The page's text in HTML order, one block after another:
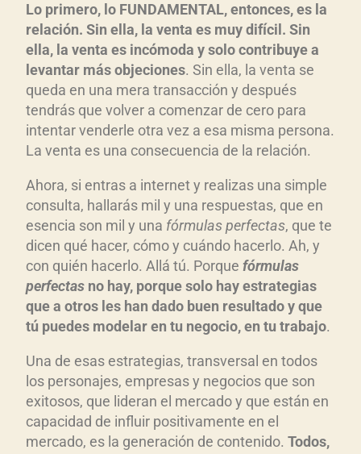
Lo primero, lo FUNDAMENTAL, entonces, es la
relación. Sin ella, la venta es muy difícil. Sin
ella, la venta es incómoda y solo contribuye a
levantar más objeciones. Sin ella, la venta se
queda en una mera transacción y después
tendrás que volver a comenzar de cero para
intentar venderle otra vez a esa misma persona.
La venta es una consecuencia de la relación.
Ahora, si entras a internet y realizas una simple
consulta, hallarás mil y una respuestas, que en
esencia son mil y una fórmulas perfectas, que te
dicen qué hacer, cómo y cuándo hacerlo. Ah, y
con quién hacerlo. Allá tú. Porque fórmulas
perfectas no hay, porque solo hay estrategias
que a otros les han dado buen resultado y que
tú puedes modelar en tu negocio, en tu trabajo.
Una de esas estrategias, transversal en todos
los personajes, empresas y negocios que son
exitosos, que lideran el mercado y que están en
capacidad de influir positivamente en el
mercado, es la generación de contenido. Todos,